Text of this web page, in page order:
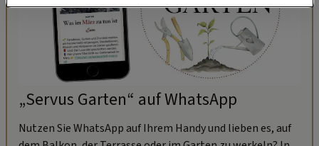
„Servus Garten“ auf WhatsApp
Nutzen Sie WhatsApp auf Ihrem Handy und lieben es, auf